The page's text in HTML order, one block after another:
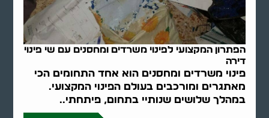
הפתרון המקצועי לפינוי משרדים ומחסנים עם שי פינוי
דירה
פינוי משרדים ומחסנים הוא אחד התחומים הכי
מאתגרים ומורכבים בעולם הפינוי המקצועי.
במהלך שלושים שנותיי בתחום, פיתחתי..